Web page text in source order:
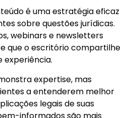
é uma estratégia eficaz
sobre questões jurídicas.
webinars e newsletters
que o escritório compartilhe
experiência.
expertise, mas
a entenderem melhor
legais de suas
informados são mais